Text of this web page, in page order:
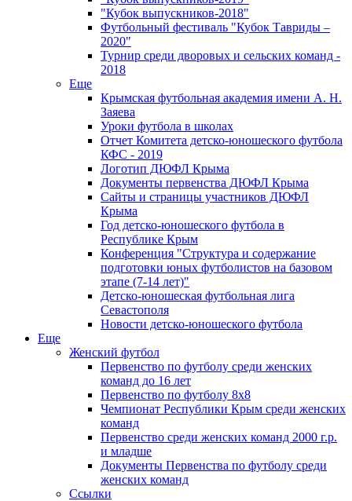
"Кубок выпускников-2018"
Футбольный фестиваль "Кубок Тавриды –
2020"
Турнир среди дворовых и сельских команд -
2018
Еще
Крымская футбольная академия имени А. Н.
Заяева
Уроки футбола в школах
Отчет Комитета детско-юношеского футбола
КФС - 2019
Логотип ДЮФЛ Крыма
Документы первенства ДЮФЛ Крыма
Сайты и страницы участников ДЮФЛ
Крыма
Год детско-юношеского футбола в
Республике Крым
Конференция "Структура и содержание
подготовки юных футболистов на базовом
этапе (7-14 лет)"
Детско-юношеская футбольная лига
Севастополя
Новости детско-юношеского футбола
Еще
Женский футбол
Первенство по футболу среди женских
команд до 16 лет
Первенство по футболу 8х8
Чемпионат Республики Крым среди женских
команд
Первенство среди женских команд 2000 г.р.
и младше
Документы Первенства по футболу среди
женских команд
Ссылки